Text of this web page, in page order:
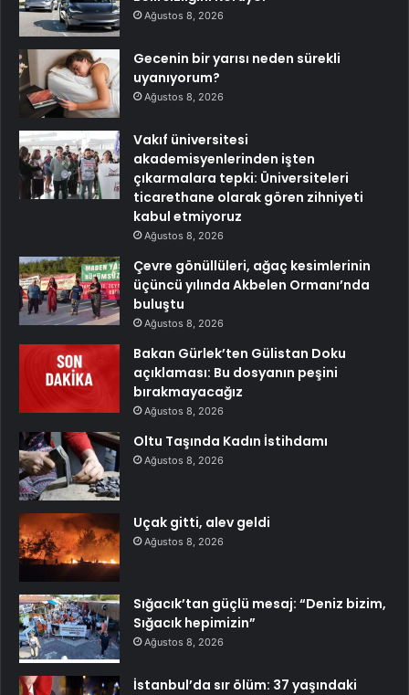
Ağustos 8, 2026
Gecenin bir yarısı neden sürekli
uyanıyorum?
Ağustos 8, 2026
Vakıf üniversitesi
akademisyenlerinden işten
çıkarmalara tepki: Üniversiteleri
ticarethane olarak gören zihniyeti
kabul etmiyoruz
Ağustos 8, 2026
Çevre gönüllüleri, ağaç kesimlerinin
üçüncü yılında Akbelen Ormanı’nda
buluştu
Ağustos 8, 2026
Bakan Gürlek’ten Gülistan Doku
açıklaması: Bu dosyanın peşini
bırakmayacağız
Ağustos 8, 2026
Oltu Taşında Kadın İstihdamı
Ağustos 8, 2026
Uçak gitti, alev geldi
Ağustos 8, 2026
Sığacık’tan güçlü mesaj: “Deniz bizim,
Sığacık hepimizin”
Ağustos 8, 2026
İstanbul’da sır ölüm: 37 yaşındaki